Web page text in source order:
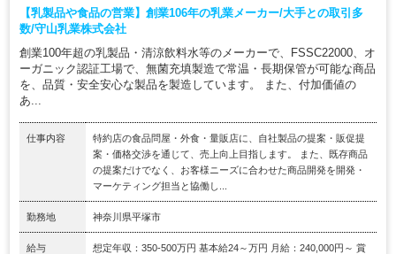
【乳製品や食品の営業】創業106年の乳業メーカー/大手との取引多
数/守山乳業株式会社
創業100年超の乳製品・清涼飲料水等のメーカーで、FSSC22000、オ
ーガニック認証工場で、無菌充填製造で常温・長期保管が可能な商品
を、品質・安全安心な製品を製造しています。 また、付加価値の
あ...
仕事内容
特約店の食品問屋・外食・量販店に、自社製品の提案・販促提
案・価格交渉を通じて、売上向上目指します。 また、既存商品
の提案だけでなく、お客様ニーズに合わせた商品開発を開発・
マーケティング担当と協働し...
勤務地 神奈川県平塚市
給与
想定年収：350-500万円 基本給24～万円 月給：240,000円～ 賞